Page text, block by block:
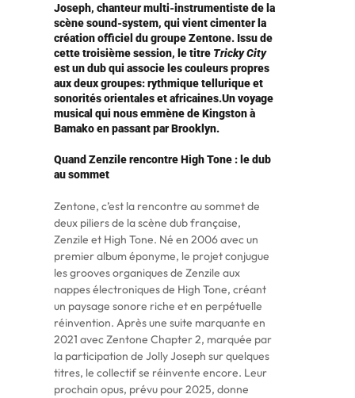
Joseph, chanteur multi-instrumentiste de la
scène sound-system, qui vient cimenter la
création officiel du groupe Zentone. Issu de
cette troisième session, le titre Tricky City
est un dub qui associe les couleurs propres
aux deux groupes: rythmique tellurique et
sonorités orientales et africaines.Un voyage
musical qui nous emmène de Kingston à
Bamako en passant par Brooklyn.
Quand Zenzile rencontre High Tone : le dub
au sommet
Zentone, c’est la rencontre au sommet de
deux piliers de la scène dub française,
Zenzile et High Tone. Né en 2006 avec un
premier album éponyme, le projet conjugue
les grooves organiques de Zenzile aux
nappes électroniques de High Tone, créant
un paysage sonore riche et en perpétuelle
réinvention. Après une suite marquante en
2021 avec Zentone Chapter 2, marquée par
la participation de Jolly Joseph sur quelques
titres, le collectif se réinvente encore. Leur
prochain opus, prévu pour 2025, donne